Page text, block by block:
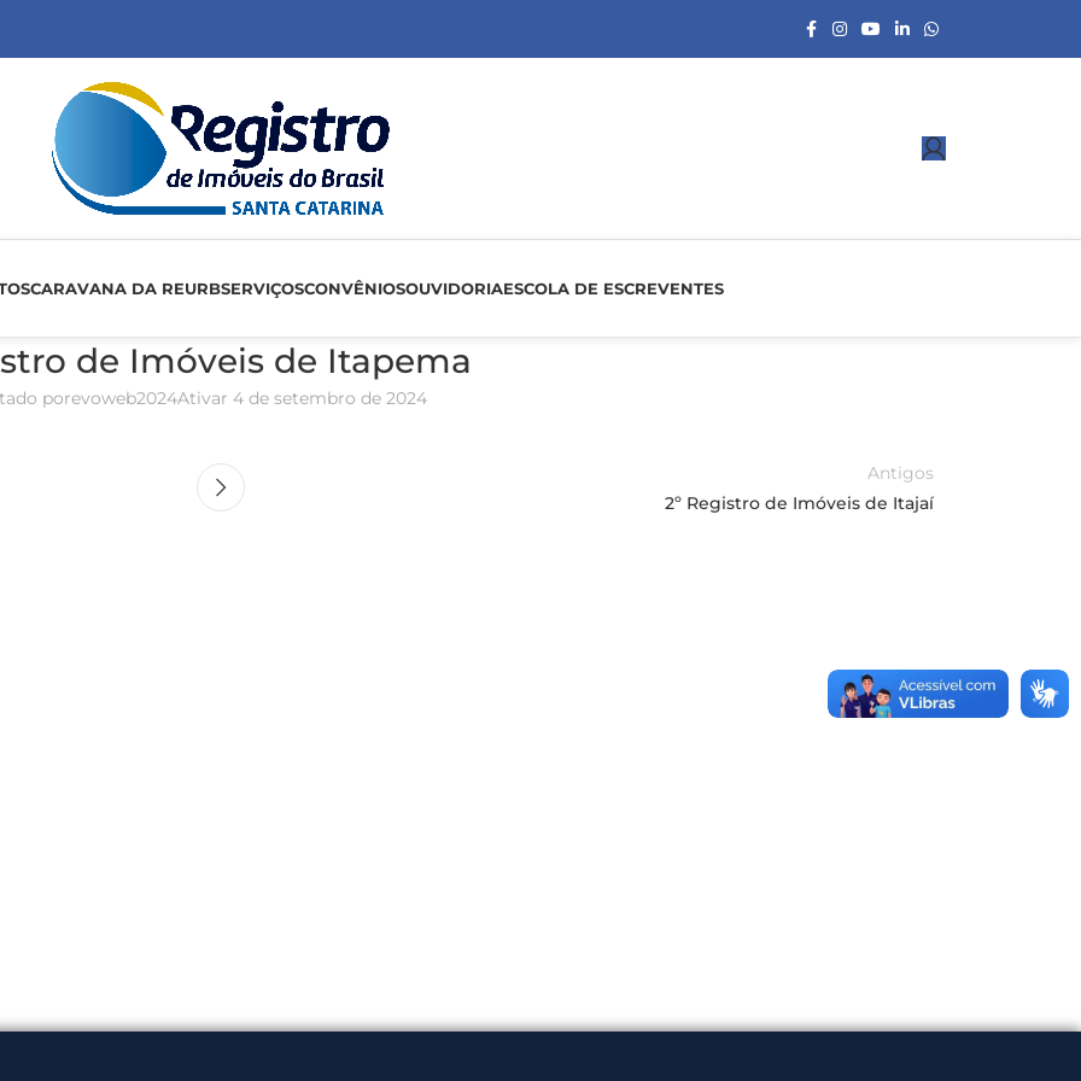
CARAVANA DA REURBSERVIÇOSCONVÊNIOSOUVIDORIAESCOLA DE ESCREVENTES
de Imóveis de Itapema
porevoweb2024Ativar 4 de setembro de 2024
Antigos
2º Registro de Imóveis de Itajaí